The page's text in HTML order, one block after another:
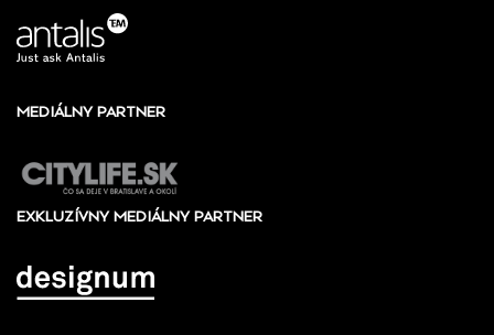
MEDIÁLNY PARTNER
EXKLUZÍVNY MEDIÁLNY PARTNER